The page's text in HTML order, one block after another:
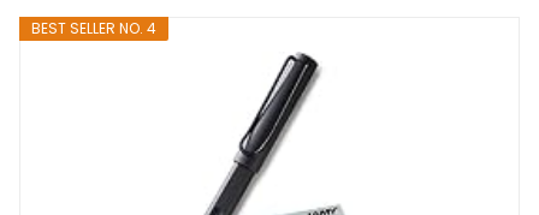
BEST SELLER NO. 4